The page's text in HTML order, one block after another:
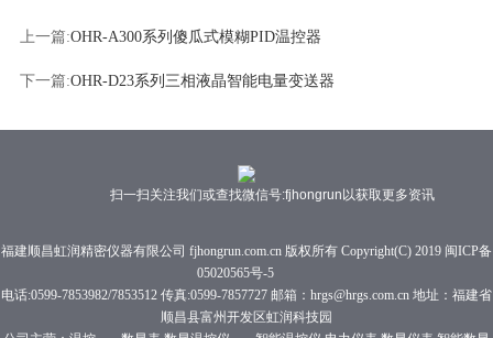
上一篇:OHR-A300系列傻瓜式模糊PID温控器
下一篇:OHR-D23系列三相液晶智能电量变送器
扫一扫关注我们或查找微信号:fjhongrun以获取更多资讯
福建顺昌虹润精密仪器有限公司 fjhongrun.com.cn 版权所有 Copyright(C) 2019 闽ICP备
05020565号-5
电话:0599-7853982/7853512 传真:0599-7857727 邮箱：hrgs@hrgs.com.cn 地址：福建省
顺昌县富州开发区虹润科技园